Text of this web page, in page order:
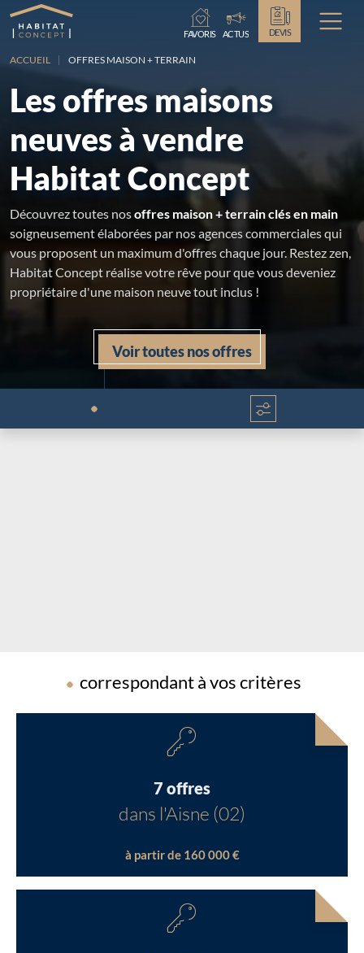
Chargement...
FAVORIS ACTUS DEVIS
ACCUEIL OFFRES MAISON + TERRAIN
Les offres maisons
neuves à vendre
Habitat Concept
Découvrez toutes nosoffres maison + terrain clés en main
soigneusement élaborées par nos agences commerciales qui
vous proposent un maximum d'offres chaque jour. Restez zen,
Habitat Concept réalise votre rêve pour que vous deveniez
propriétaire d'une maison neuve tout inclus !
Voir toutes nos offres
Chargement...
Chargement...
correspondant à vos critères
7 offres
dans l'Aisne (02)
à partir de 160 000 €